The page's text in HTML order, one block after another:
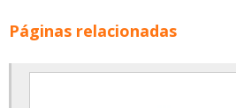
Páginas relacionadas